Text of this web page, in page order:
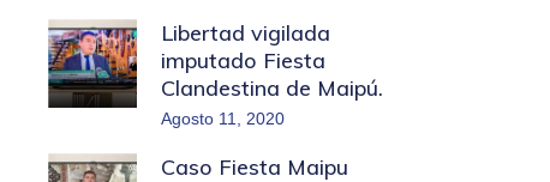
Libertad vigilada
imputado Fiesta
Clandestina de Maipú.
Agosto 11, 2020
Caso Fiesta Maipu